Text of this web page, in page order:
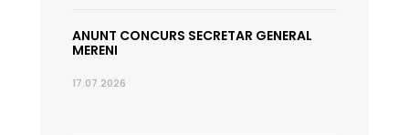
ANUNT CONCURS SECRETAR GENERAL
MERENI
17.07.2026